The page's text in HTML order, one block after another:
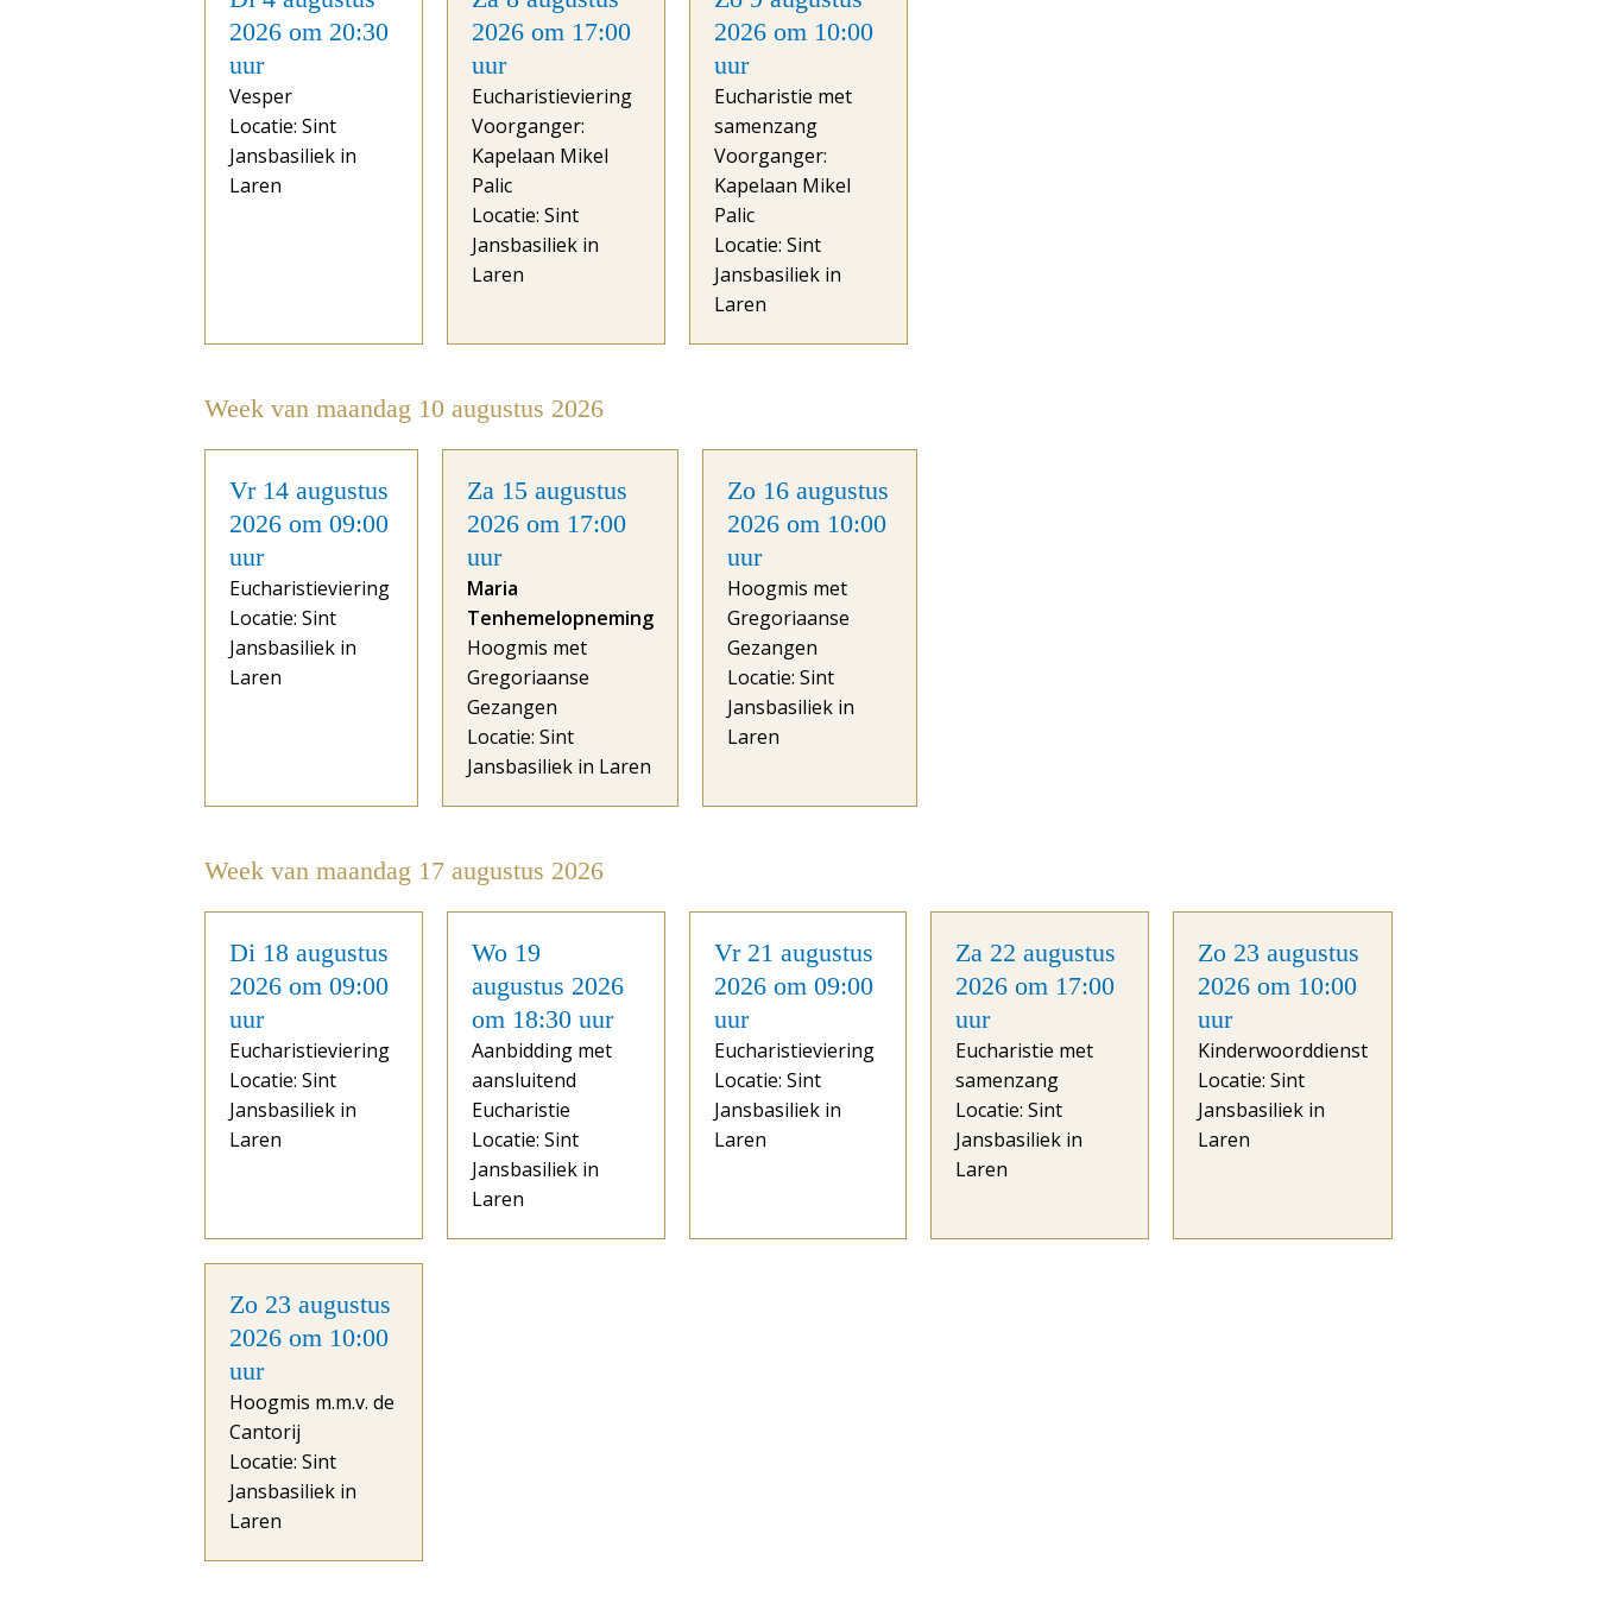
2026 om 20:30
uur
Vesper
Locatie: Sint
Jansbasiliek in
Laren
2026 om 17:00
uur
Eucharistieviering
Voorganger:
Kapelaan Mikel
Palic
Locatie: Sint
Jansbasiliek in
Laren
2026 om 10:00
uur
Eucharistie met
samenzang
Voorganger:
Kapelaan Mikel
Palic
Locatie: Sint
Jansbasiliek in
Laren
Week van maandag 10 augustus 2026
Vr 14 augustus
2026 om 09:00
uur
Eucharistieviering
Locatie: Sint
Jansbasiliek in
Laren
Za 15 augustus
2026 om 17:00
uur
Maria
Tenhemelopneming
Hoogmis met
Gregoriaanse
Gezangen
Locatie: Sint
Jansbasiliek in Laren
Zo 16 augustus
2026 om 10:00
uur
Hoogmis met
Gregoriaanse
Gezangen
Locatie: Sint
Jansbasiliek in
Laren
Week van maandag 17 augustus 2026
Di 18 augustus
2026 om 09:00
uur
Eucharistieviering
Locatie: Sint
Jansbasiliek in
Laren
Wo 19
augustus 2026
om 18:30 uur
Aanbidding met
aansluitend
Eucharistie
Locatie: Sint
Jansbasiliek in
Laren
Vr 21 augustus
2026 om 09:00
uur
Eucharistieviering
Locatie: Sint
Jansbasiliek in
Laren
Za 22 augustus
2026 om 17:00
uur
Eucharistie met
samenzang
Locatie: Sint
Jansbasiliek in
Laren
Zo 23 augustus
2026 om 10:00
uur
Kinderwoorddienst
Locatie: Sint
Jansbasiliek in
Laren
Zo 23 augustus
2026 om 10:00
uur
Hoogmis m.m.v. de
Cantorij
Locatie: Sint
Jansbasiliek in
Laren